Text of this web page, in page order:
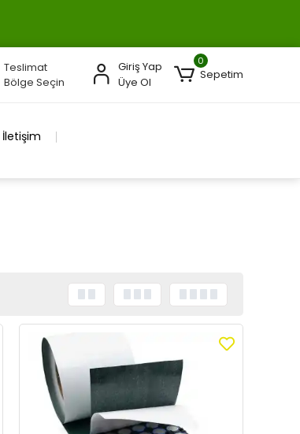
Teslimat
Bölge Seçin
Giriş Yap
Üye Ol
0
Sepetim
İletişim